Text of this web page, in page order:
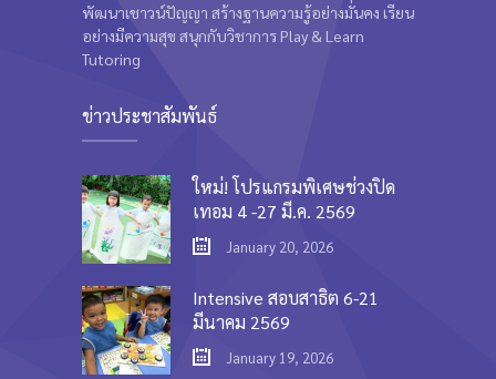
พัฒนาเชาวน์ปัญญา สร้างฐานความรู้อย่างมั่นคง เรียน
อย่างมีความสุข สนุกกับวิชาการ Play & Learn
Tutoring
ข่าวประชาสัมพันธ์
ใหม่! โปรแกรมพิเศษช่วงปิด
เทอม 4 -27 มี.ค. 2569
January 20, 2026
Intensive สอบสาธิต 6-21
มีนาคม 2569
January 19, 2026